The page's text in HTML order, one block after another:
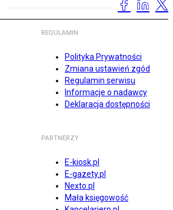
REGULAMIN
Polityka Prywatności
Zmiana ustawień zgód
Regulamin serwisu
Informacje o nadawcy
Deklaracja dostępności
PARTNERZY
E-kiosk.pl
E-gazety.pl
Nexto.pl
Mała księgowość